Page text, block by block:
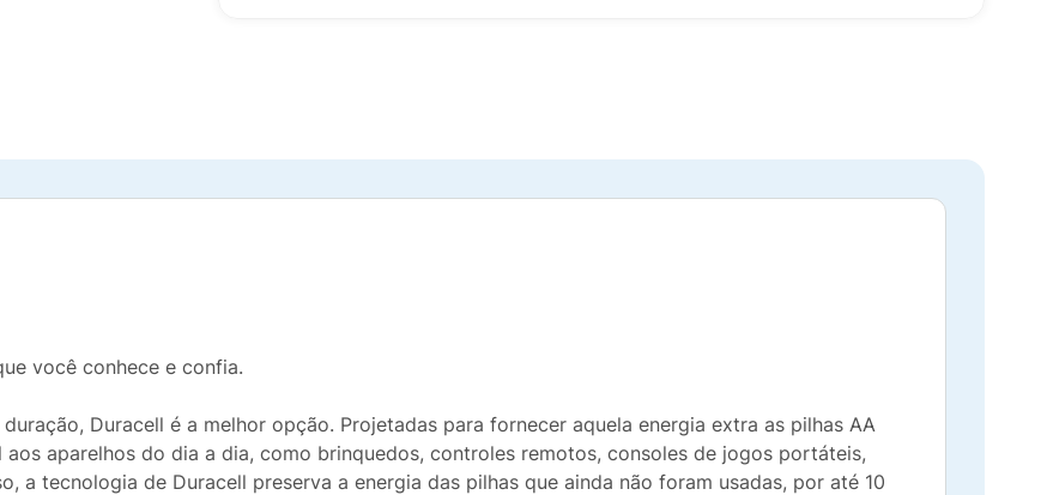
você conhece e confia.
Duracell é a melhor opção. Projetadas para fornecer aquela energia extra as pilhas AA
aparelhos do dia a dia, como brinquedos, controles remotos, consoles de jogos portáteis,
a tecnologia de Duracell preserva a energia das pilhas que ainda não foram usadas, por até 10